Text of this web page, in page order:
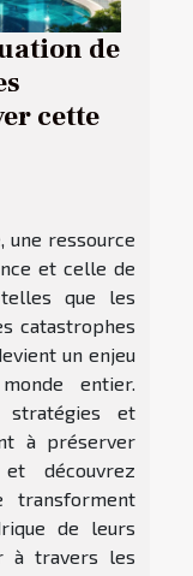
de
cette
une ressource
et celle de
que les
catastrophes
un enjeu
entier.
stratégies et
à préserver
découvrez
transforment
de leurs
à travers les